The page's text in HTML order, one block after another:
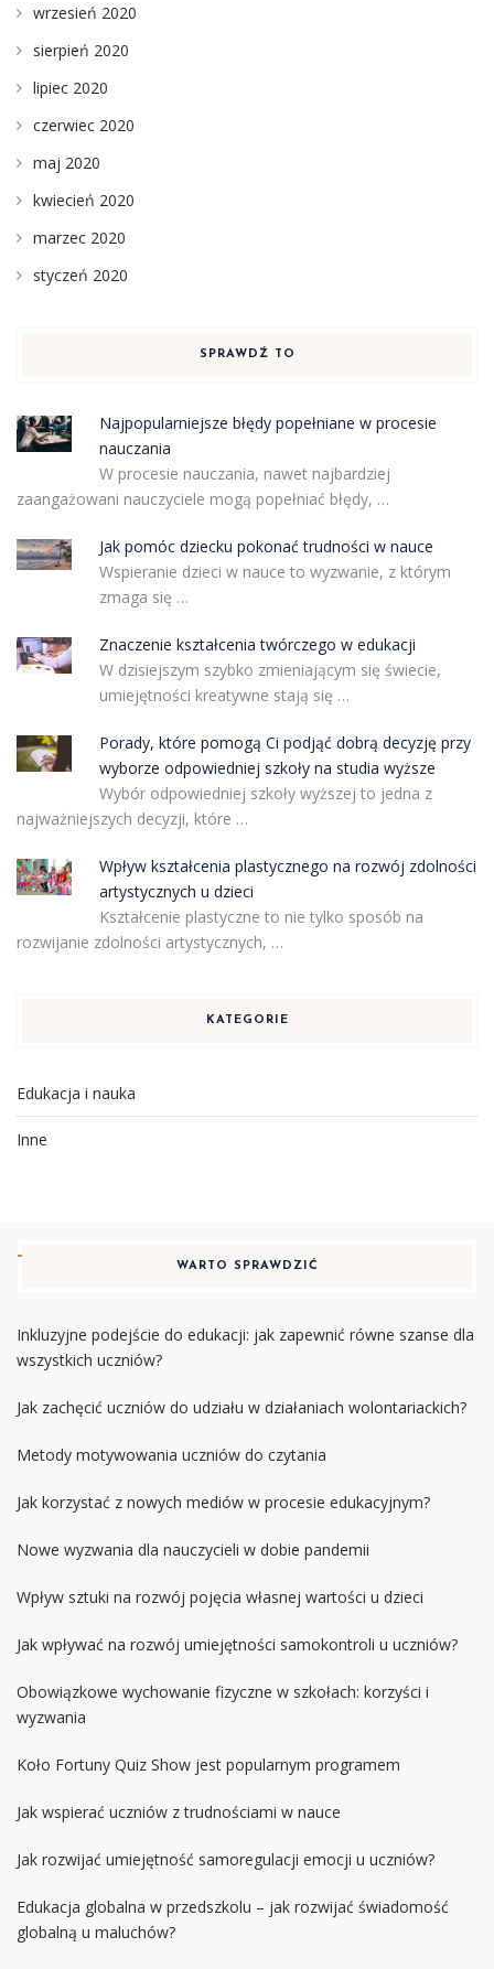
wrzesień 2020
sierpień 2020
lipiec 2020
czerwiec 2020
maj 2020
kwiecień 2020
marzec 2020
styczeń 2020
SPRAWDŹ TO
Najpopularniejsze błędy popełniane w procesie
nauczania
W procesie nauczania, nawet najbardziej
zaangażowani nauczyciele mogą popełniać błędy, …
Jak pomóc dziecku pokonać trudności w nauce
Wspieranie dzieci w nauce to wyzwanie, z którym
zmaga się …
Znaczenie kształcenia twórczego w edukacji
W dzisiejszym szybko zmieniającym się świecie,
umiejętności kreatywne stają się …
Porady, które pomogą Ci podjąć dobrą decyzję przy
wyborze odpowiedniej szkoły na studia wyższe
Wybór odpowiedniej szkoły wyższej to jedna z
najważniejszych decyzji, które …
Wpływ kształcenia plastycznego na rozwój zdolności
artystycznych u dzieci
Kształcenie plastyczne to nie tylko sposób na
rozwijanie zdolności artystycznych, …
KATEGORIE
Edukacja i nauka
Inne
WARTO SPRAWDZIĆ
Inkluzyjne podejście do edukacji: jak zapewnić równe szanse dla
wszystkich uczniów?
Jak zachęcić uczniów do udziału w działaniach wolontariackich?
Metody motywowania uczniów do czytania
Jak korzystać z nowych mediów w procesie edukacyjnym?
Nowe wyzwania dla nauczycieli w dobie pandemii
Wpływ sztuki na rozwój pojęcia własnej wartości u dzieci
Jak wpływać na rozwój umiejętności samokontroli u uczniów?
Obowiązkowe wychowanie fizyczne w szkołach: korzyści i
wyzwania
Koło Fortuny Quiz Show jest popularnym programem
Jak wspierać uczniów z trudnościami w nauce
Jak rozwijać umiejętność samoregulacji emocji u uczniów?
Edukacja globalna w przedszkolu – jak rozwijać świadomość
globalną u maluchów?